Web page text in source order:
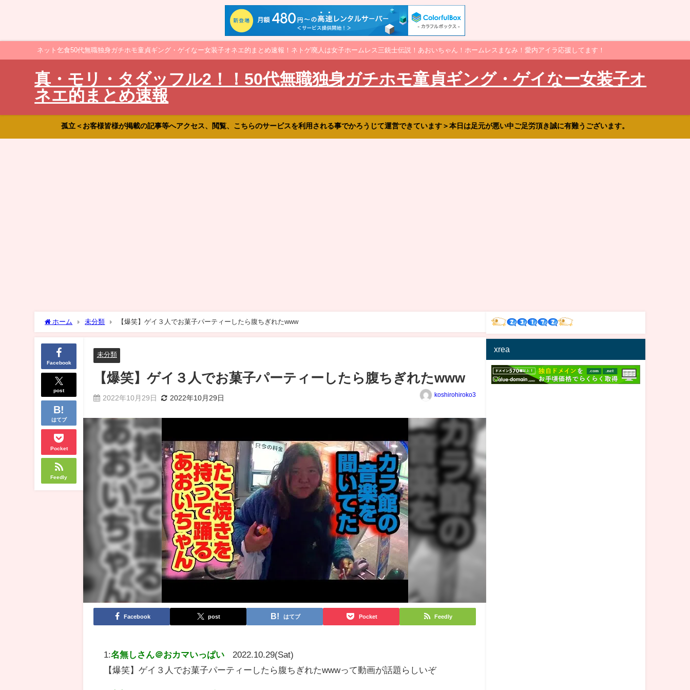
ネット乞食50代無職独身ガチホモ童貞ギング・ゲイなー女装子オネエ的まとめ速報！ネトゲ廃人は女子ホームレス三銃士伝説！あおいちゃん！ホームレスまなみ！愛内アイラ応援してます！
真・モリ・タダッフル2！！50代無職独身ガチホモ童貞ギング・ゲイなー女装子オ
ネエ的まとめ速報
孤立＜お客様皆様が掲載の記事等へアクセス、閲覧、こちらのサービスを利用される事でかろうじて運営できています＞本日は足元が悪い中ご足労頂き誠に有難うございます。
ホーム 未分類 【爆笑】ゲイ３人でお菓子パーティーしたら腹ちぎれたwww
Facebook
post
はてブ
Pocket
Feedly
未分類
【爆笑】ゲイ３人でお菓子パーティーしたら腹ちぎれたwww
2022年10月29日 2022年10月29日 koshirohiroko3
Facebook post はてブ Pocket Feedly
1:名無しさん＠おカマいっぱい
2022.10.29(Sat)
【爆笑】ゲイ３人でお菓子パーティーしたら腹ちぎれたwwwって動画が話題らしいぞ
xrea